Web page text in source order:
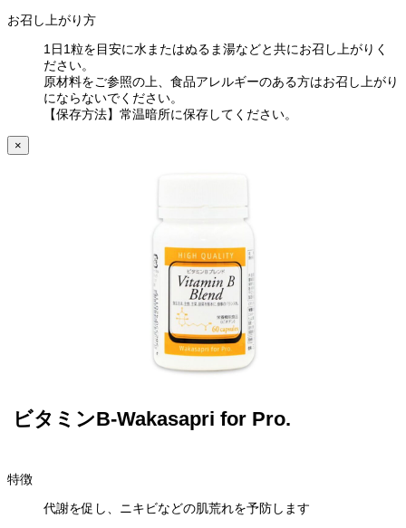
お召し上がり方
1日1粒を目安に水またはぬるま湯などと共にお召し上がりく
ださい。
原材料をご参照の上、食品アレルギーのある方はお召し上がり
にならないでください。
【保存方法】常温暗所に保存してください。
×
ビタミンB-Wakasapri for Pro.
特徴
代謝を促し、ニキビなどの肌荒れを予防します